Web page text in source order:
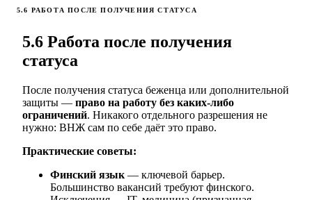
5.6 РАБОТА ПОСЛЕ ПОЛУЧЕНИЯ СТАТУСА
5.6 Работа после получения
статуса
После получения статуса беженца или дополнительной
защиты — право на работу без каких-либо
ограничений. Никакого отдельного разрешения не
нужно: ВНЖ сам по себе даёт это право.
Практические советы:
Финский язык — ключевой барьер.
Большинство вакансий требуют финского.